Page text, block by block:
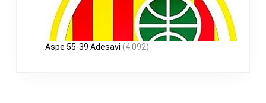
Aspe 55-39 Adesavi (4.092)